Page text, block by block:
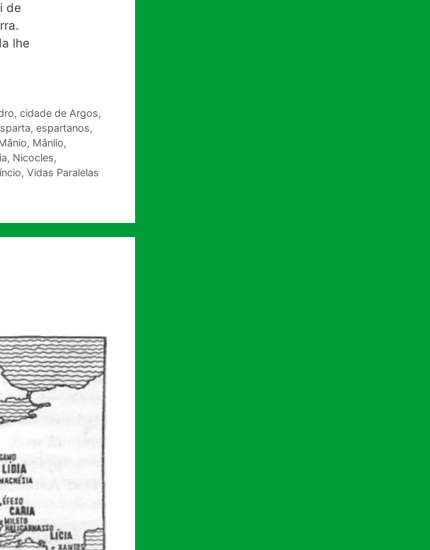
de
lhe
, cidade de Argos,
, espartanos,
, Mânlio,
, Nicocles,
, Vidas Paralelas